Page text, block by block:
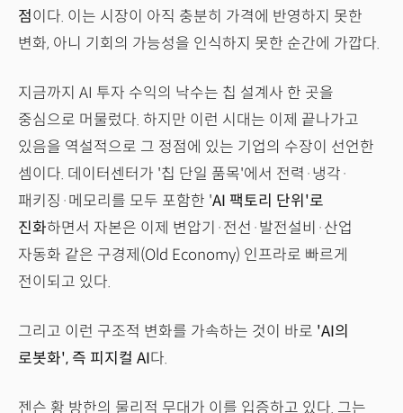
점이다. 이는 시장이 아직 충분히 가격에 반영하지 못한
변화, 아니 기회의 가능성을 인식하지 못한 순간에 가깝다.
지금까지 AI 투자 수익의 낙수는 칩 설계사 한 곳을
중심으로 머물렀다. 하지만 이런 시대는 이제 끝나가고
있음을 역설적으로 그 정점에 있는 기업의 수장이 선언한
셈이다. 데이터센터가 '칩 단일 품목'에서 전력·냉각·
패키징·메모리를 모두 포함한 'AI 팩토리 단위'로
진화하면서 자본은 이제 변압기·전선·발전설비·산업
자동화 같은 구경제(Old Economy) 인프라로 빠르게
전이되고 있다.
그리고 이런 구조적 변화를 가속하는 것이 바로 'AI의
로봇화', 즉 피지컬 AI다.
젠슨 황 방한의 물리적 무대가 이를 입증하고 있다. 그는